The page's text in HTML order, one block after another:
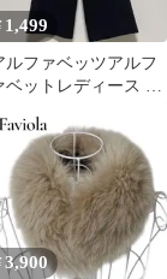
1,499
ルファベッツアルフ
ベットレディース ブ
ジーパンツF
3,900